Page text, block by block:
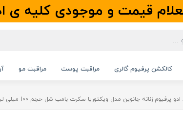
قیمت و موجودی کلیه ی
کالکشن پرفیوم گالری مراقبت پوست مراقبت مو
ادو پرفیوم زنانه جانوین مدل ویکتوریا سکرت بامب شل حجم 100 میلی لیتر